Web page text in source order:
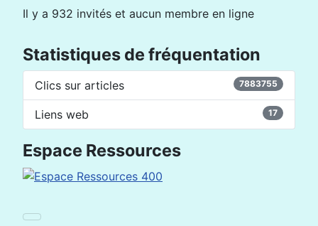
Espace Ressources
Il y a 932 invités et aucun membre en ligne
Statistiques de fréquentation
Clics sur articles 7883755
Liens web 17